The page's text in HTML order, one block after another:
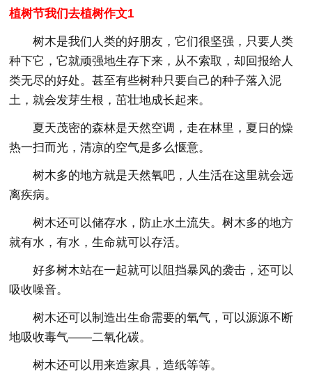
植树节我们去植树作文1
树木是我们人类的好朋友，它们很坚强，只要人类
种下它，它就顽强地生存下来，从不索取，却回报给人
类无尽的好处。甚至有些树种只要自己的种子落入泥
土，就会发芽生根，茁壮地成长起来。
夏天茂密的森林是天然空调，走在林里，夏日的燥
热一扫而光，清凉的空气是多么惬意。
树木多的地方就是天然氧吧，人生活在这里就会远
离疾病。
树木还可以储存水，防止水土流失。树木多的地方
就有水，有水，生命就可以存活。
好多树木站在一起就可以阻挡暴风的袭击，还可以
吸收噪音。
树木还可以制造出生命需要的氧气，可以源源不断
地吸收毒气——二氧化碳。
树木还可以用来造家具，造纸等等。